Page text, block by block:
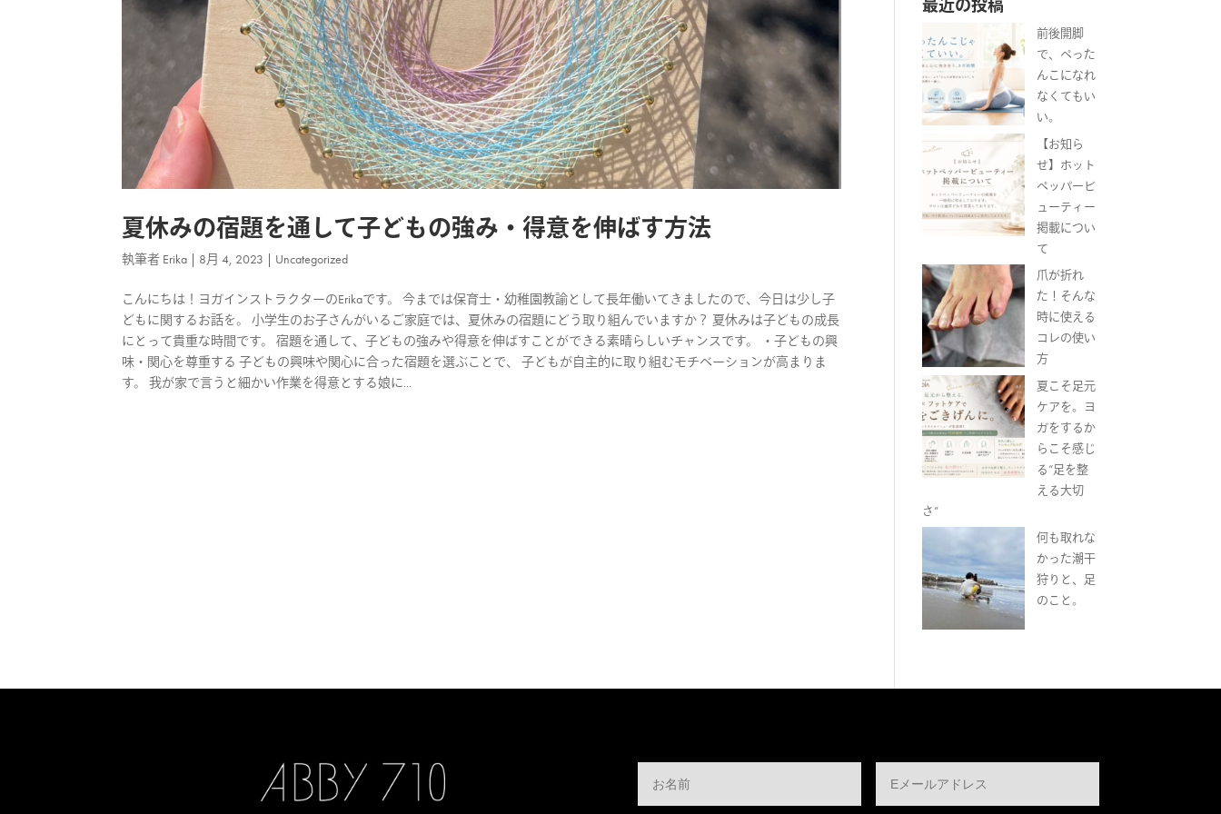
夏休みの宿題を通して子どもの強み・得意を伸ばす方法
執筆者 Erika | 8月 4, 2023 | Uncategorized
こんにちは！ヨガインストラクターのErikaです。 今までは保育士・幼稚園教諭として長年働いてきましたので、今日は少し子
どもに関するお話を。 小学生のお子さんがいるご家庭では、夏休みの宿題にどう取り組んでいますか？ 夏休みは子どもの成長
にとって貴重な時間です。 宿題を通して、子どもの強みや得意を伸ばすことができる素晴らしいチャンスです。 ・子どもの興
味・関心を尊重する 子どもの興味や関心に合った宿題を選ぶことで、 子どもが自主的に取り組むモチベーションが高まりま
す。 我が家で言うと細かい作業を得意とする娘に...
最近の投稿
前後開脚
で、ぺった
んこになれ
なくてもい
い。
【お知ら
せ】ホット
ペッパービ
ューティー
掲載につい
て
爪が折れ
た！そんな
時に使える
コレの使い
方
夏こそ足元
ケアを。ヨ
ガをするか
らこそ感じ
る“足を整
える大切
さ”
何も取れな
かった潮干
狩りと、足
のこと。